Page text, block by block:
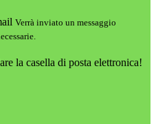
Verrà inviato un messaggio
la casella di posta elettronica!